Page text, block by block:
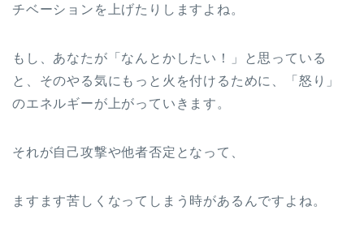
チベーションを上げたりしますよね。
もし、あなたが「なんとかしたい！」と思っている
と、そのやる気にもっと火を付けるために、「怒り」
のエネルギーが上がっていきます。
それが自己攻撃や他者否定となって、
ますます苦しくなってしまう時があるんですよね。